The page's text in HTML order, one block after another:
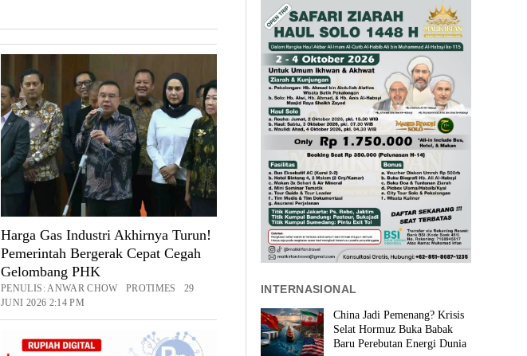
Harga Gas Industri Akhirnya Turun!
Pemerintah Bergerak Cepat Cegah
Gelombang PHK
PENULIS: ANWAR CHOW PROTIMES 29
JUNI 2026 2:14 PM
INTERNASIONAL
China Jadi Pemenang? Krisis
Selat Hormuz Buka Babak
Baru Perebutan Energi Dunia